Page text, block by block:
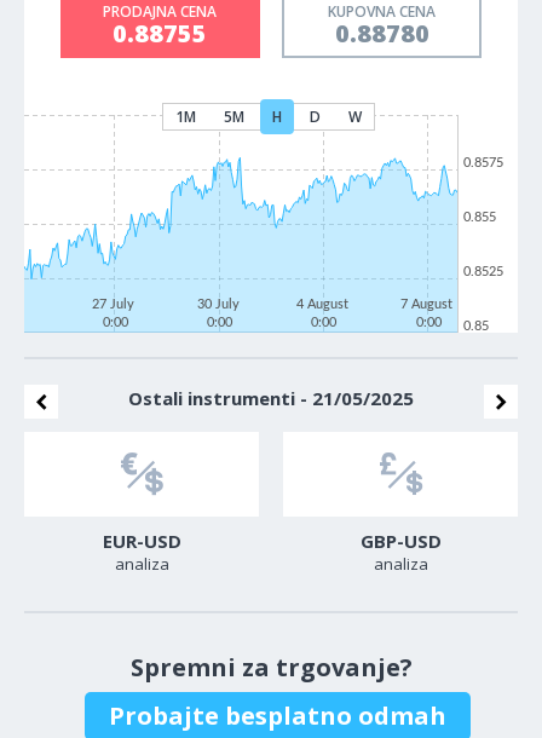
PRODAJNA CENA
0.88755
KUPOVNA CENA
0.88780
1M 5M H D W
27 July
0:00
30 July
0:00
4 August
0:00
7 August
0:00
0.85
0.8525
0.855
0.8575
Ostali instrumenti - 21/05/2025
EUR-USD
analiza
GBP-USD
analiza
Spremni za trgovanje?
Probajte besplatno odmah